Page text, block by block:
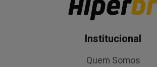
Institucional
Quem Somos